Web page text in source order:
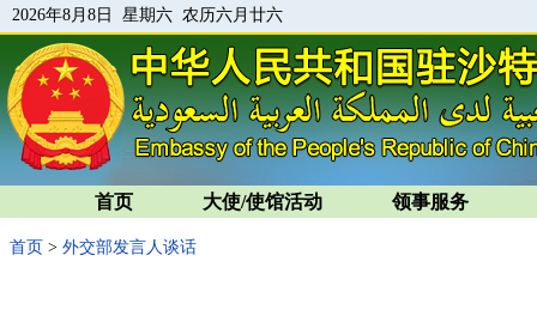
2026年8月8日 星期六 农历六月廿六
首页 大使/使馆活动 领事服务
首页 > 外交部发言人谈话